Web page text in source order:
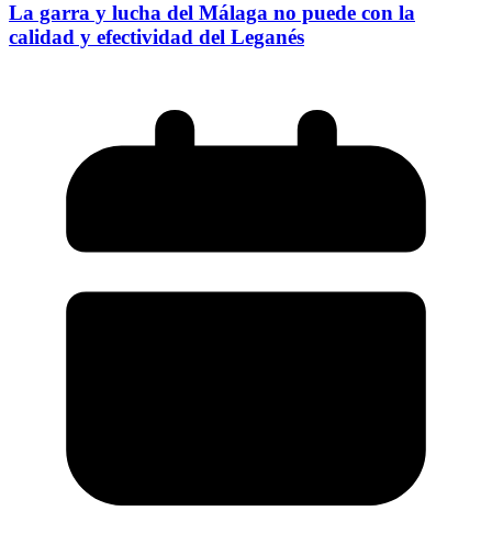
La garra y lucha del Málaga no puede con la
calidad y efectividad del Leganés